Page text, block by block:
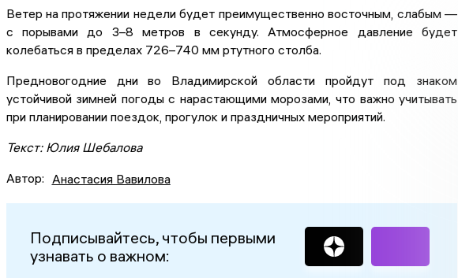
Ветер на протяжении недели будет преимущественно восточным, слабым —
с порывами до 3–8 метров в секунду. Атмосферное давление будет
колебаться в пределах 726–740 мм ртутного столба.
Предновогодние дни во Владимирской области пройдут под знаком
устойчивой зимней погоды с нарастающими морозами, что важно учитывать
при планировании поездок, прогулок и праздничных мероприятий.
Текст: Юлия Шебалова
Автор: Анастасия Вавилова
Подписывайтесь, чтобы первыми
узнавать о важном: